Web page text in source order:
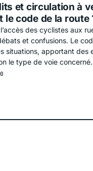
et circulation à
le code de la route
des cyclistes aux
et confusions. Le
situations, apportant des
le type de voie concerné.